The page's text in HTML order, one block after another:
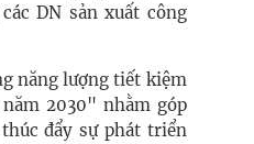
DN sản xuất công
năng lượng tiết kiệm
2030" nhằm góp
đẩy sự phát triển